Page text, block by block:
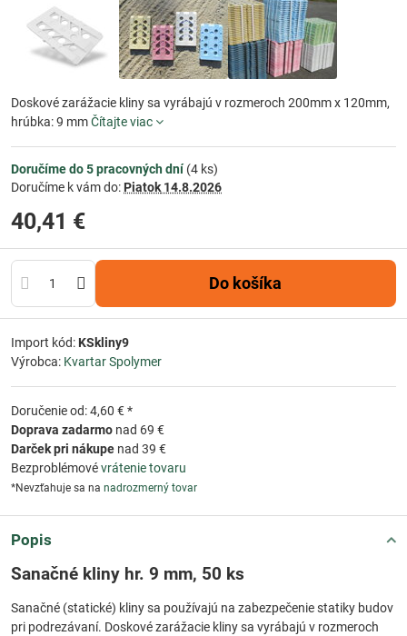
Doskové zarážacie kliny sa vyrábajú v rozmeroch 200mm x 120mm,
hrúbka: 9 mmČítajte viac
Doručíme do 5 pracovných dní(4 ks)
Doručíme k vám do: Piatok14.8.2026
40,41 €
Do košíka
Import kód: KSkliny9
Výrobca: Kvartar Spolymer
Doručenie od: 4,60 € *
Doprava zadarmo nad 69 €
Darček pri nákupe nad 39 €
Bezproblémovévrátenie tovaru
*Nevzťahuje sa na nadrozmerný tovar
Popis
Sanačné kliny hr. 9 mm, 50 ks
Sanačné (statické) kliny sa používajú na zabezpečenie statiky budov
pri podrezávaní. Doskové zarážacie kliny sa vyrábajú v rozmeroch